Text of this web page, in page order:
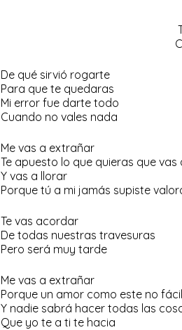
De qué sirvió rogarte
Para que te quedaras
Mi error fue darte todo
Cuando no vales nada
Me vas a extrañar
Te apuesto lo que quieras que
Y vas a llorar
Porque tú a mi jamás supiste
Te vas acordar
De todas nuestras travesuras
Pero será muy tarde
Me vas a extrañar
Porque un amor como este no
Y nadie sabrá hacer todas las
Que yo te a ti te hacia